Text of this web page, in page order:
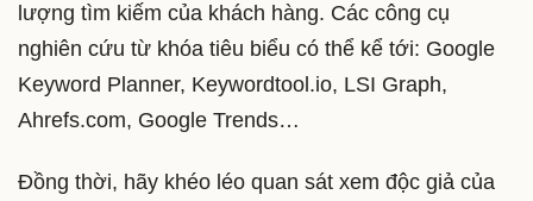
lượng tìm kiếm của khách hàng. Các công cụ
nghiên cứu từ khóa tiêu biểu có thể kể tới: Google
Keyword Planner, Keywordtool.io, LSI Graph,
Ahrefs.com, Google Trends…
Đồng thời, hãy khéo léo quan sát xem độc giả của